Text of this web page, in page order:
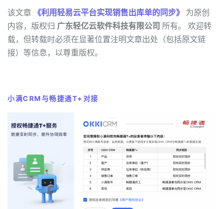
该文章 《利用轻易云平台实现销售出库单的同步》 为原创
内容，版权归 广东轻亿云软件科技有限公司 所有。 欢迎转
载，但转载时必须在显著位置注明文章出处（包括原文链
接）等信息，以尊重版权。
小满CRM与畅捷通T+对接